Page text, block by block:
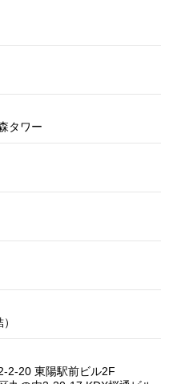
タワー
2-20 東陽駅前ビル2F